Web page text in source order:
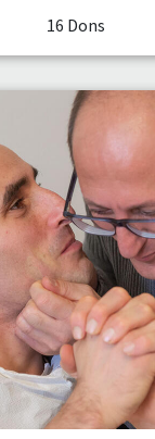
16 Dons